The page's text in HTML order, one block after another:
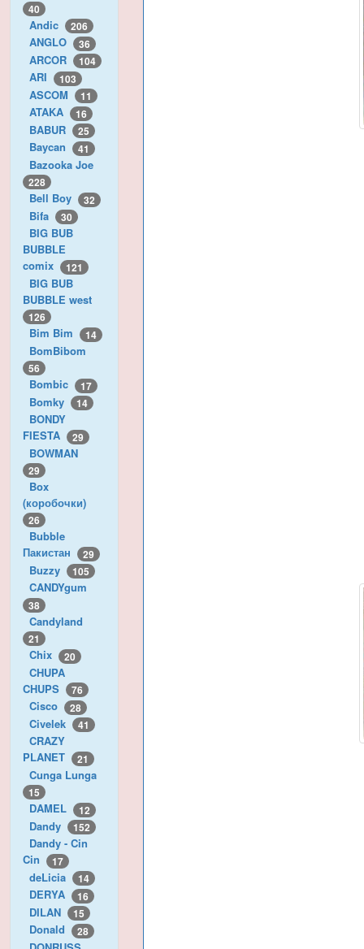
40
Andic 206
ANGLO 36
ARCOR 104
ARI 103
ASCOM 11
ATAKA 16
BABUR 25
Baycan 41
Bazooka Joe
228
Bell Boy 32
Bifa 30
BIG BUB
BUBBLE
comix
121
BIG BUB
BUBBLE west
126
Bim Bim 14
BomBibom
56
Bombic 17
Bomky 14
BONDY
FIESTA
29
BOWMAN
29
Box
(коробочки)
26
Bubble
Пакистан
29
Buzzy 105
CANDYgum
38
Candyland
21
Chix 20
CHUPA
CHUPS
76
Cisco 28
Civelek 41
CRAZY
PLANET
21
Cunga Lunga
15
DAMEL 12
Dandy 152
Dandy - Cin
Cin
17
deLicia 14
DERYA 16
DILAN 15
Donald 28